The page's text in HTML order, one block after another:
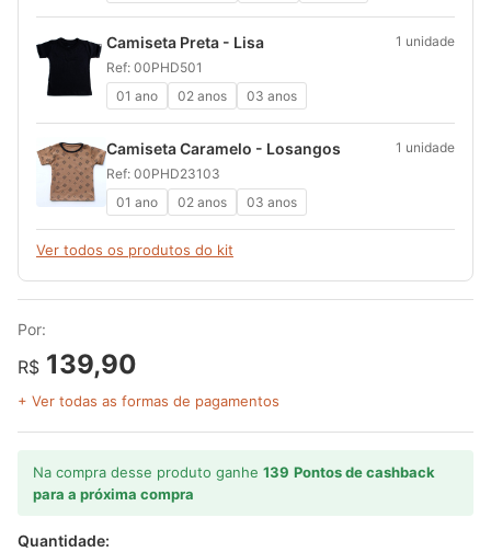
Camiseta Preta - Lisa
Ref: 00PHD501
01 ano
02 anos 03 anos
1 unidade
Camiseta Caramelo - Losangos
Ref: 00PHD23103
01 ano
02 anos 03 anos
1 unidade
Ver todos os produtos do kit
Por:
R$ 139,90
+ Ver todas as formas de pagamentos
Na compra desse produto ganhe 139 Pontos de cashback
para a próxima compra
Quantidade: